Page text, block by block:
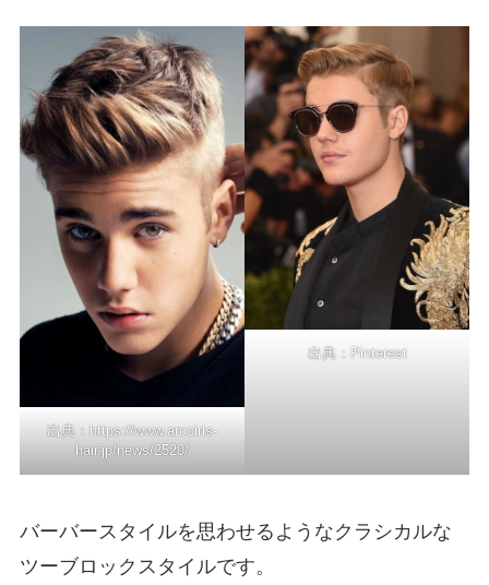
出典： https://www.arcoiris-
hair.jp/news/2520/
出典： Pinterest
バーバースタイルを思わせるようなクラシカルな
ツーブロックスタイルです。